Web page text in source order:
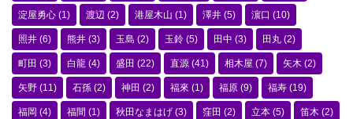
淀屋勇心 (1) 渡辺 (2) 港屋木山 (1) 澤井 (5) 濵口 (10)
照井 (6) 熊井 (3) 玉島 (2) 玉鈴 (5) 田中 (3) 田丸 (2)
町田 (3) 白龍 (4) 盛田 (22) 直源 (41) 相木屋 (7) 矢木 (2)
矢野 (11) 石孫 (2) 神田 (2) 福來 (1) 福原 (9) 福寿 (19)
福岡 (4) 福間 (1) 秋田なまはげ (3) 窪田 (2) 立本 (5) 笛木 (2)